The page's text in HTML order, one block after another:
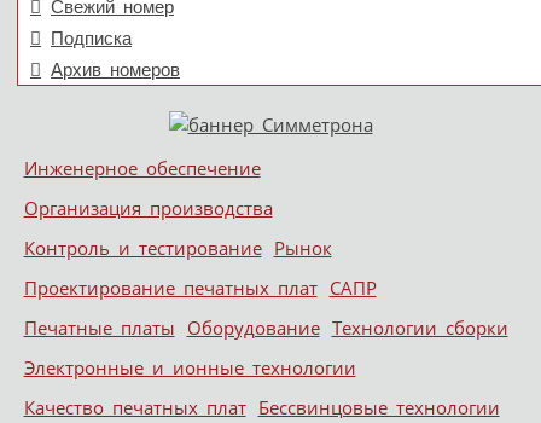
Свежий номер
Подписка
Архив номеров
Меню
Skip to content
Инженерное обеспечение
Организация производства
Контроль и тестирование Рынок
Проектирование печатных плат САПР
Печатные платы Оборудование Технологии сборки
Электронные и ионные технологии
Качество печатных плат Бессвинцовые технологии